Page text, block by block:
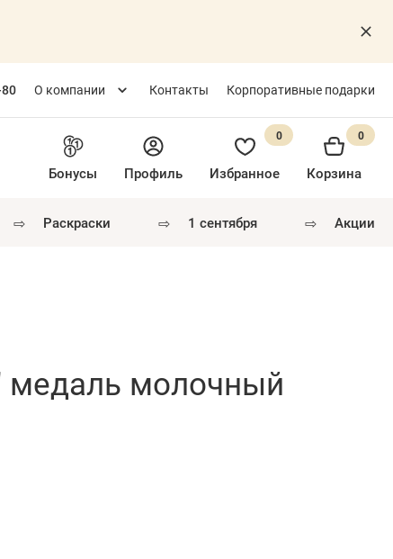
О компании Контакты Корпоративные подарки
Бонусы Профиль Избранное
0
Корзина
0
⇨ раскраски ⇨ 1 сентября ⇨ акции
медаль молочный